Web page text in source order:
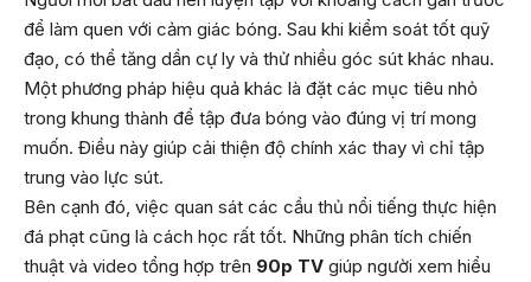
để làm quen với cảm giác bóng. Sau khi kiểm soát tốt quỹ
đạo, có thể tăng dần cự ly và thử nhiều góc sút khác nhau.
Một phương pháp hiệu quả khác là đặt các mục tiêu nhỏ
trong khung thành để tập đưa bóng vào đúng vị trí mong
muốn. Điều này giúp cải thiện độ chính xác thay vì chỉ tập
trung vào lực sút.
Bên cạnh đó, việc quan sát các cầu thủ nổi tiếng thực hiện
đá phạt cũng là cách học rất tốt. Những phân tích chiến
thuật và video tổng hợp trên 90p TV giúp người xem hiểu